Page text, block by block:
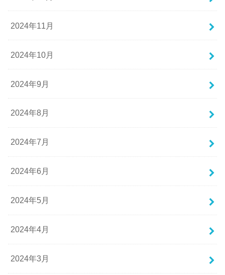
2024年11月
2024年10月
2024年9月
2024年8月
2024年7月
2024年6月
2024年5月
2024年4月
2024年3月